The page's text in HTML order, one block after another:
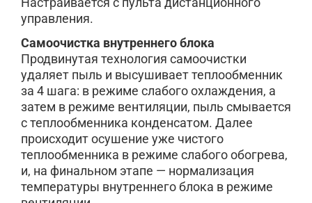
управления.
Самоочистка внутреннего блока
Продвинутая технология самоочистки
удаляет пыль и высушивает теплообменник
за 4 шага: в режиме слабого охлаждения, а
затем в режиме вентиляции, пыль смывается
с теплообменника конденсатом. Далее
происходит осушение уже чистого
теплообменника в режиме слабого обогрева,
и, на финальном этапе — нормализация
температуры внутреннего блока в режиме